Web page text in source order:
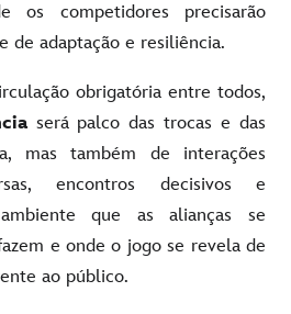
os competidores precisarão
de adaptação e resiliência.
obrigatória entre todos,
será palco das trocas e das
mas também de interações
encontros decisivos e
que as alianças se
e onde o jogo se revela de
ao público.